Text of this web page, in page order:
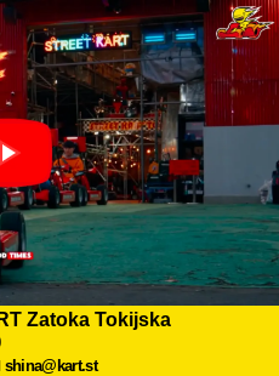
Zatoka Tokijska
shina@kart.st